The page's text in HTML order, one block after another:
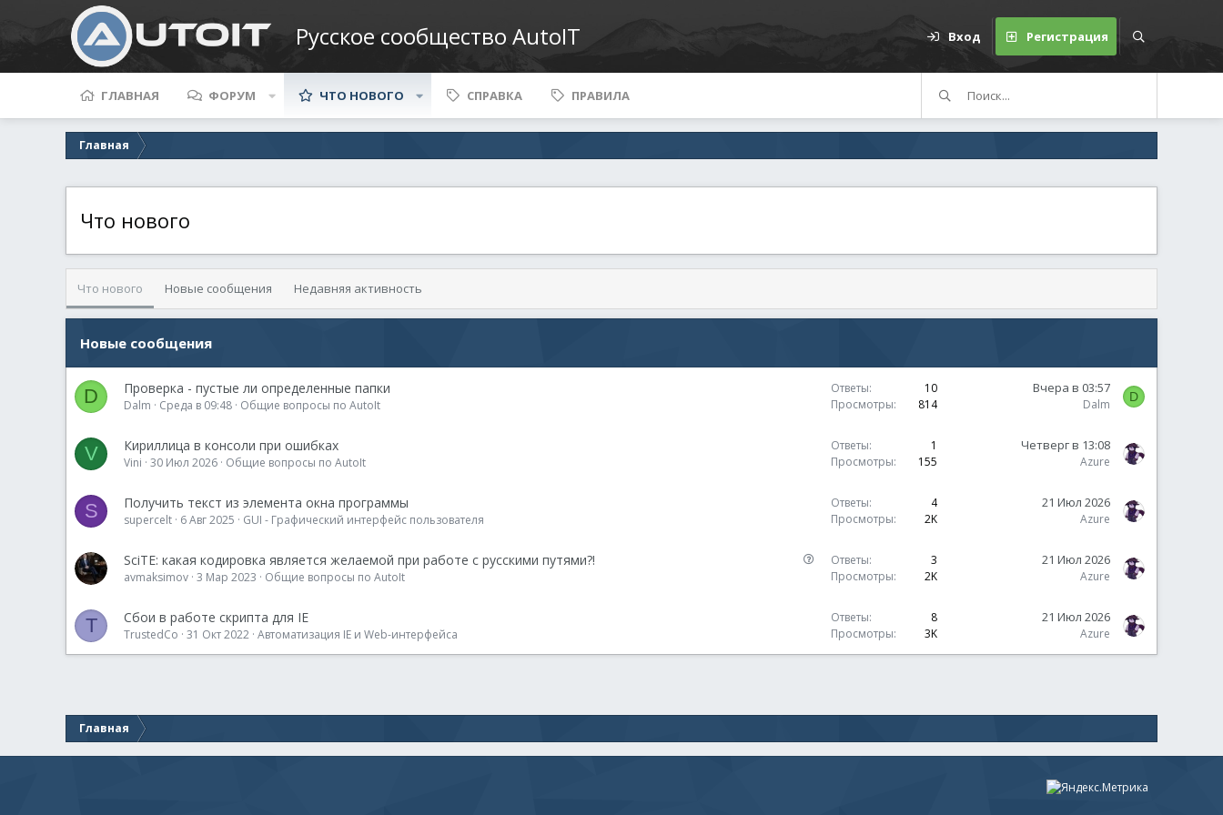
Русское сообщество AutoIT Вход Регистрация
ГЛАВНАЯ ФОРУМ ЧТО НОВОГО СПРАВКА ПРАВИЛА
Главная
Что нового
Что нового Новые сообщения Недавняя активность
Новые сообщения
D Проверка - пустые ли определенные папки
Dalm Среда в 09:48 Общие вопросы по AutoIt
Ответы
10
Просмотры
814
Вчера в 03:57
Dalm
D
V Кириллица в консоли при ошибках
Vini 30 Июл 2026 Общие вопросы по AutoIt
Ответы
1
Просмотры
155
Четверг в 13:08
Azure
S Получить текст из элемента окна программы
supercelt 6 Авг 2025 GUI - Графический интерфейс пользователя
Ответы
4
Просмотры
2K
21 Июл 2026
Azure
SciTE: какая кодировка является желаемой при работе с русскими путями?!
avmaksimov 3 Мар 2023 Общие вопросы по AutoIt
Ответы
3
Просмотры
2K
21 Июл 2026
Azure
T Сбои в работе скрипта для IE
TrustedCo 31 Окт 2022 Автоматизация IE и Web-интерфейса
Ответы
8
Просмотры
3K
21 Июл 2026
Azure
Главная